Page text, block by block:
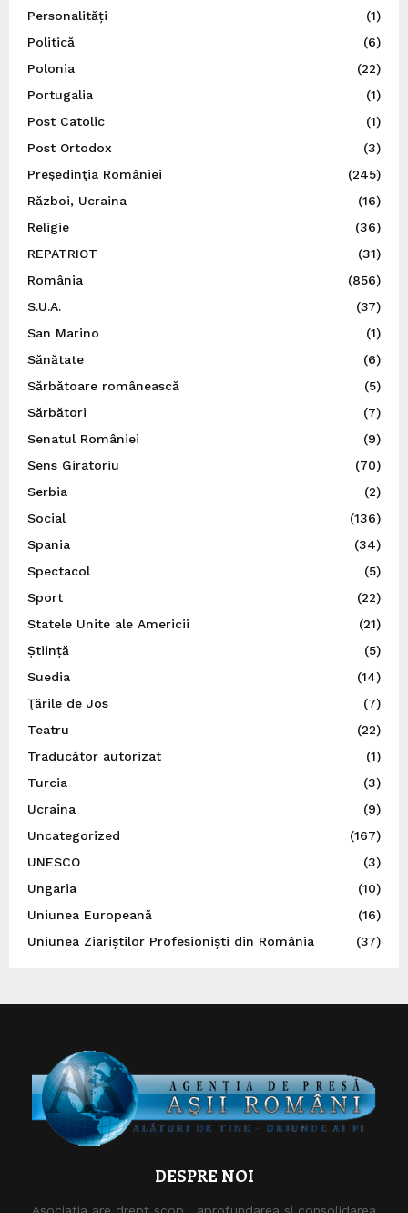
Personalități
(1)
Politică
(6)
Polonia
(22)
Portugalia
(1)
Post Catolic
(1)
Post Ortodox
(3)
Preşedinţia României
(245)
Război, Ucraina
(16)
Religie
(36)
REPATRIOT
(31)
România
(856)
S.U.A.
(37)
San Marino
(1)
Sănătate
(6)
Sărbătoare românească
(5)
Sărbători
(7)
Senatul României
(9)
Sens Giratoriu
(70)
Serbia
(2)
Social
(136)
Spania
(34)
Spectacol
(5)
Sport
(22)
Statele Unite ale Americii
(21)
Știință
(5)
Suedia
(14)
Ţările de Jos
(7)
Teatru
(22)
Traducător autorizat
(1)
Turcia
(3)
Ucraina
(9)
Uncategorized
(167)
UNESCO
(3)
Ungaria
(10)
Uniunea Europeană
(16)
Uniunea Ziariștilor Profesioniști din România
(37)
DESPRE NOI